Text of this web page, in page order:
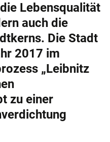
Lebensqualität
auch die
Die Stadt
2017 im
„Leibnitz
zu einer